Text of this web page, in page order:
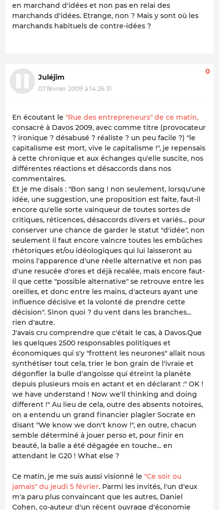
en marchand d'idées et non pas en relai des
marchands d'idées. Etrange, non ? Mais y sont où les
marchands habituels de contre-idées ?
Juléjim
07 février 2009 à 14:26:31
0
En écoutant le "Rue des entrepreneurs" de ce matin,
consacré à Davos 2009, avec comme titre (provocateur
? ironique ? désabusé ? réaliste ? un peu facile ?) "le
capitalisme est mort, vive le capitalisme !", je repensais
à cette chronique et aux échanges qu'elle suscite, nos
différentes réactions et désaccords dans nos
commentaires.
Et je me disais : "Bon sang ! non seulement, lorsqu'une
idée, une suggestion, une proposition est faite, faut-il
encore qu'elle sorte vainqueur de toutes sortes de
critiques, réticences, désaccords divers et variés... pour
conserver une chance de garder le statut "d'idée", non
seulement il faut encore vaincre toutes les embûches
rhétoriques et/ou idéologiques qui lui laisseront au
moins l'apparence d'une réelle alternative et non pas
d'une resucée d'ores et déjà recalée, mais encore faut-
il que cette "possible alternative" se retrouve entre les
oreilles, et donc entre les mains, d'acteurs ayant une
influence décisive et la volonté de prendre cette
décision". Sinon quoi ? du vent dans les branches...
rien d'autre.
J'avais cru comprendre que c'était le cas, à Davos.Que
les quelques 2500 responsables politiques et
économiques qui s'y "frottent les neurones" allait nous
synthétiser tout cela, trier le bon grain de l'ivraie et
dégonfler la bulle d'angoisse qui étreint la planète
depuis plusieurs mois en actant et en déclarant :" OK !
we have understand ! Now we'll thinking and doing
different !" Au lieu de cela, outre des absents notoires,
on a entendu un grand financier plagier Socrate en
disant "We know we don't know !", en outre, chacun
semble déterminé à jouer perso et, pour finir en
beauté, la balle a été dégagée en touche... en
attendant le G20 ! What else ?
Ce matin, je me suis aussi visionné le "Ce soir ou
jamais" du jeudi 5 février. Parmi les invités, l'un d'eux
m'a paru plus convaincant que les autres, Daniel
Cohen, co-auteur d'un récent ouvrage d'économie